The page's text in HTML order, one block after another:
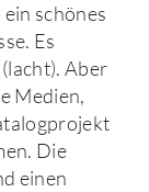
schönes
Es
Aber
Medien,
Die
einen